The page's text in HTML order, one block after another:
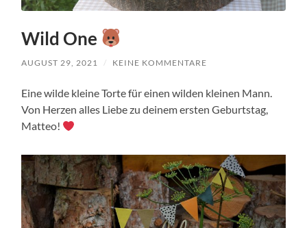
Wild One
AUGUST 29, 2021 / KEINE KOMMENTARE
Eine wilde kleine Torte für einen wilden kleinen Mann.
Von Herzen alles Liebe zu deinem ersten Geburtstag,
Matteo!